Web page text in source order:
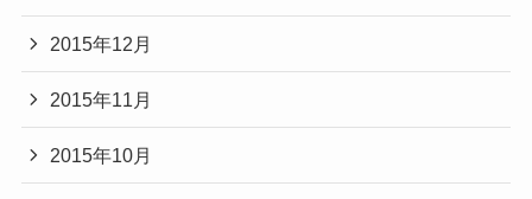
2015年12月
2015年11月
2015年10月